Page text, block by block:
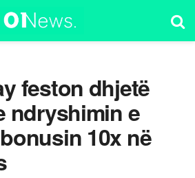
feston dhjetë
ndryshimin e
10x në